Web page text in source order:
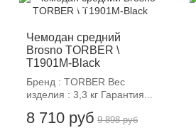
Чемодан средний
Brosno TORBER \
T1901M-Black
Бренд : TORBER Вес
изделия : 3,3 кг Гарантия...
8 710 руб
-12%
9 898 руб